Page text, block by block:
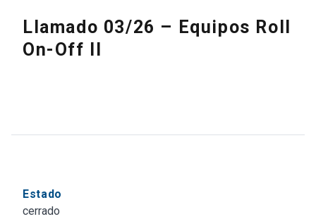
Llamado 03/26 – Equipos Roll
On-Off II
Estado
cerrado